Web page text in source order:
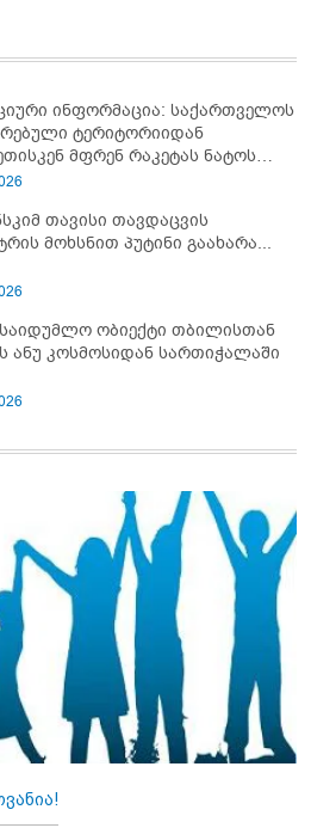
ინფორმაცია: საქართველოს
ტერიტორიიდან
მფრენ რაკეტას ნატოს
კინაღამ ჩაუშლია
თავისი თავდაცვის
მოხსნით პუტინი გაახარა...
ობიექტი თბილისთან
ახლოს ანუ კოსმოსიდან სართიჭალაში